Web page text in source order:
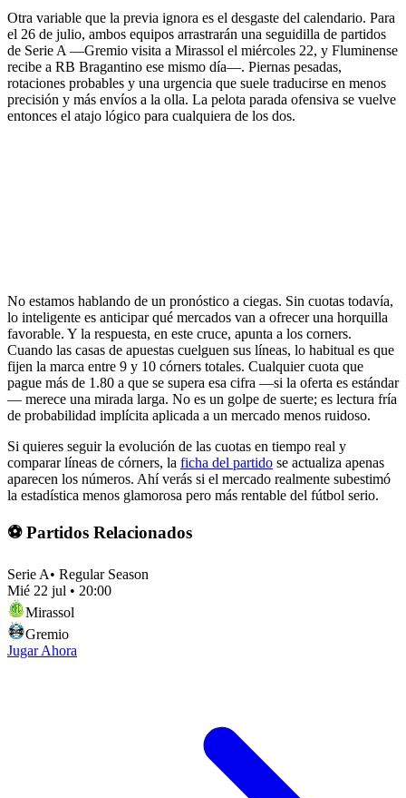
Otra variable que la previa ignora es el desgaste del calendario. Para
el 26 de julio, ambos equipos arrastrarán una seguidilla de partidos
de Serie A —Gremio visita a Mirassol el miércoles 22, y Fluminense
recibe a RB Bragantino ese mismo día—. Piernas pesadas,
rotaciones probables y una urgencia que suele traducirse en menos
precisión y más envíos a la olla. La pelota parada ofensiva se vuelve
entonces el atajo lógico para cualquiera de los dos.
No estamos hablando de un pronóstico a ciegas. Sin cuotas todavía,
lo inteligente es anticipar qué mercados van a ofrecer una horquilla
favorable. Y la respuesta, en este cruce, apunta a los corners.
Cuando las casas de apuestas cuelguen sus líneas, lo habitual es que
fijen la marca entre 9 y 10 córners totales. Cualquier cuota que
pague más de 1.80 a que se supera esa cifra —si la oferta es estándar
— merece una mirada larga. No es un golpe de suerte; es lectura fría
de probabilidad implícita aplicada a un mercado menos ruidoso.
Si quieres seguir la evolución de las cuotas en tiempo real y
comparar líneas de córners, la ficha del partido se actualiza apenas
aparecen los números. Ahí verás si el mercado realmente subestimó
la estadística menos glamorosa pero más rentable del fútbol serio.
⚽ Partidos Relacionados
Serie A• Regular Season
Mié 22 jul • 20:00
Mirassol
Gremio
Jugar Ahora